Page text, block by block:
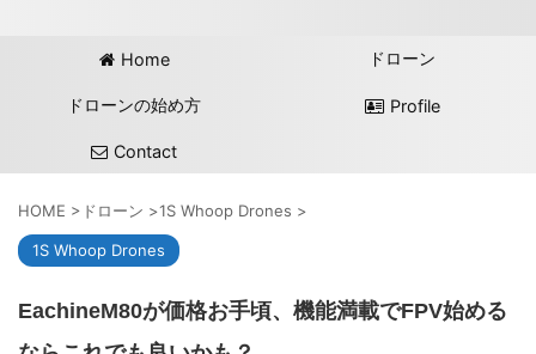
Home ドローン
ドローンの始め方 Profile
Contact
HOME > ドローン >1S Whoop Drones >
1S Whoop Drones
EachineM80が価格お手頃、機能満載でFPV始める